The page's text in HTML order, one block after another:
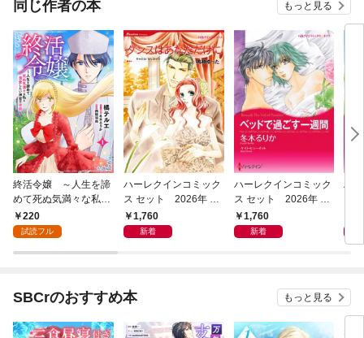
同じ作者の本 もっと見る
終活令嬢 ～人生を諦
めて死ぬ気満々な私と
溺愛したい神官の攻防
～(話売り) #1
220
試読フル
ハーレクインコミック
ス セット 2026年 vo
l.1072
1,760
新着
ハーレクインコミック
ス セット 2026年 vo
l.1070
1,760
新着
ハ
SBCrのおすすめ本 もっと見る